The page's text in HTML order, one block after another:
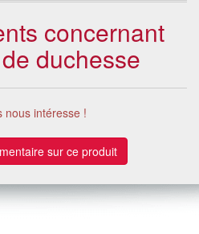
concernant
duchesse
nous intéresse !
sur ce produit